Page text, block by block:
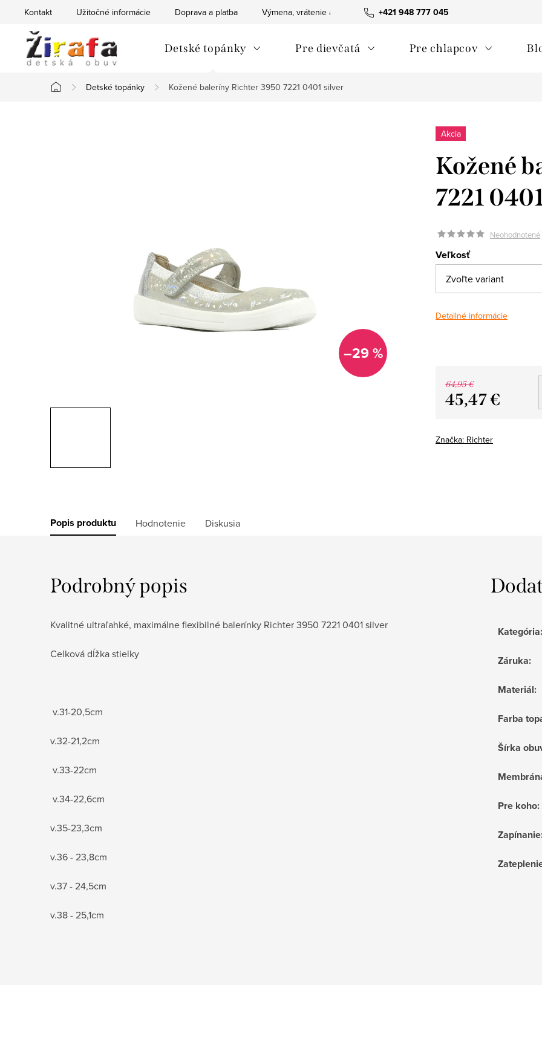
+421 948 777 045
Kontakt Užitočné informácie Doprava a platba Výmena, vrátenie a reklamácie tovaru Ako nakupovať
Detské topánky Pre dievčatá Pre chlapcov
Domov
Detské topánky Kožené baleríny Richter 3950 7221 0401 silver
–29 %
Akcia
Kožené
7221
Neohodnotené
Veľkosť
Detailné informácie
64,95 €
45,47 €
Značka: Richter
Popis produktu Hodnotenie Diskusia
Podrobný popis
Kvalitné ultraľahké, maximálne flexibilné balerínky Richter 3950 7221 0401 silver
Celková dĺžka stielky
v.31-20,5cm
v.32-21,2cm
v.33-22cm
v.34-22,6cm
v.35-23,3cm
v.36 - 23,8cm
v.37 - 24,5cm
v.38 - 25,1cm
Kategória:
Záruka:
Materiál:
Farba
Šírka
Pre koho:
Zapínanie